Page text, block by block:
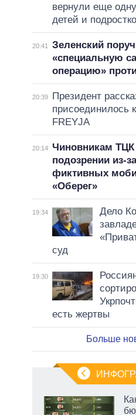
вернули еще
детей и
20:41
Зеленский
«специальную
операцию»
20:39
Президент
присоединилось
FREYJA
20:14
Чиновникам
подозрении из-
фиктивных
«Оберег»
19:34
Дело
суд
19:30
есть жертвы
Больше